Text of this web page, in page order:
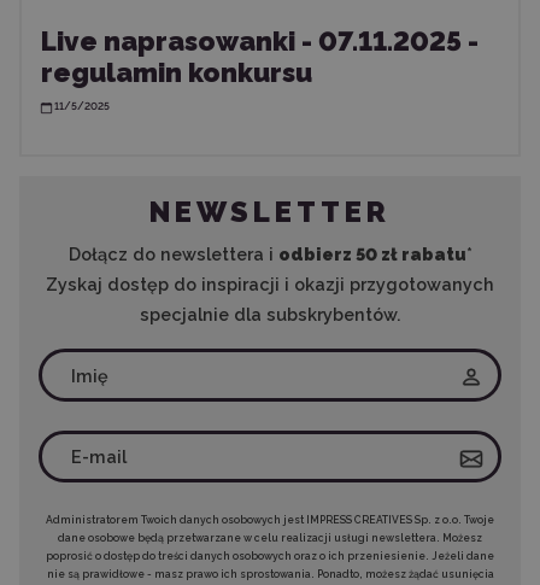
Live naprasowanki - 07.11.2025 -
regulamin konkursu
11/5/2025
NEWSLETTER
Dołącz do newslettera i odbierz 50 zł rabatu*
Zyskaj dostęp do inspiracji i okazji przygotowanych
specjalnie dla subskrybentów.
Administratorem Twoich danych osobowych jest IMPRESS CREATIVES Sp. z o.o. Twoje
dane osobowe będą przetwarzane w celu realizacji usługi newslettera. Możesz
poprosić o dostęp do treści danych osobowych oraz o ich przeniesienie. Jeżeli dane
nie są prawidłowe - masz prawo ich sprostowania. Ponadto, możesz żądać usunięcia